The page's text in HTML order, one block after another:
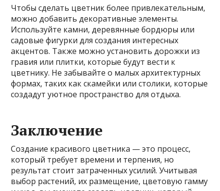
Чтобы сделать цветник более привлекательным,
можно добавить декоративные элементы.
Используйте камни, деревянные бордюры или
садовые фигурки для создания интересных
акцентов. Также можно установить дорожки из
гравия или плитки, которые будут вести к
цветнику. Не забывайте о малых архитектурных
формах, таких как скамейки или столики, которые
создадут уютное пространство для отдыха.
Заключение
Создание красивого цветника — это процесс,
который требует времени и терпения, но
результат стоит затраченных усилий. Учитывая
выбор растений, их размещение, цветовую гамму